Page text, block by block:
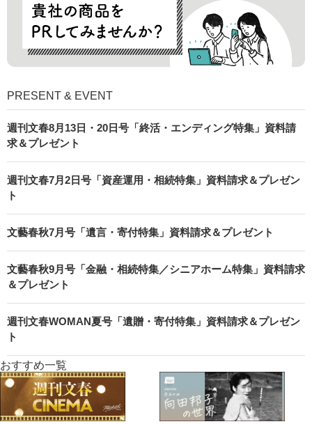
PRESENT & EVENT
週刊文春8月13日・20日号「終活・エンディング特集」資料請
求＆プレゼント
週刊文春7月2日号「資産運用・相続特集」資料請求＆プレゼン
ト
文藝春秋7月号「遺言・寄付特集」資料請求＆プレゼント
文藝春秋9月号「金融・相続特集／シニアホーム特集」資料請求
＆プレゼント
週刊文春WOMAN夏号「遺贈・寄付特集」資料請求＆プレゼン
ト
おすすめ一覧